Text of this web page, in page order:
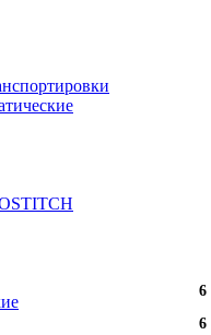
6
6
6
6
6
6
6
6